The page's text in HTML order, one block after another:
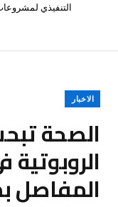
التنفيذي
الاخبار
الصحة